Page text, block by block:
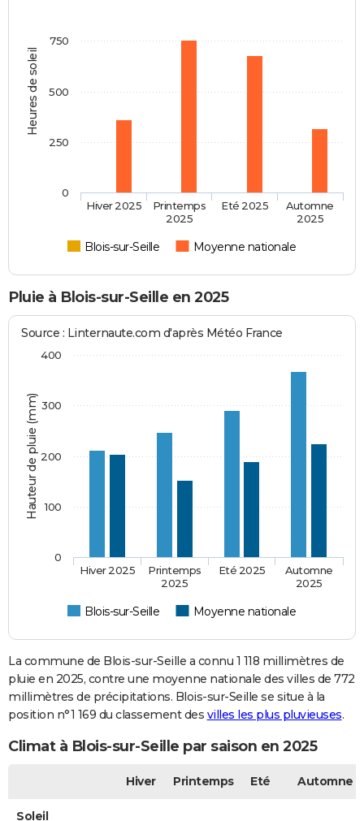
Heures de soleil
Blois-sur-Seille Moyenne nationale
Hiver 2025
Printemps
2025
Eté 2025
Automne
2025
0
250
500
750
Pluie à Blois-sur-Seille en 2025
Hauteur de pluie (mm)
Source : Linternaute.com d'après Météo France
Blois-sur-Seille Moyenne nationale
Hiver 2025
Printemps
2025
Eté 2025
Automne
2025
0
100
200
300
400
La commune de Blois-sur-Seille a connu 1 118 millimètres de
pluie en 2025, contre une moyenne nationale des villes de 772
millimètres de précipitations. Blois-sur-Seille se situe à la
position n°1 169 du classement des villes les plus pluvieuses.
Climat à Blois-sur-Seille par saison en 2025
Hiver Printemps Eté Automne
Soleil